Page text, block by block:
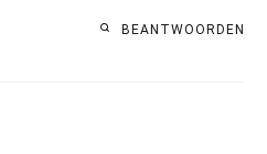
BEANTWOORDEN